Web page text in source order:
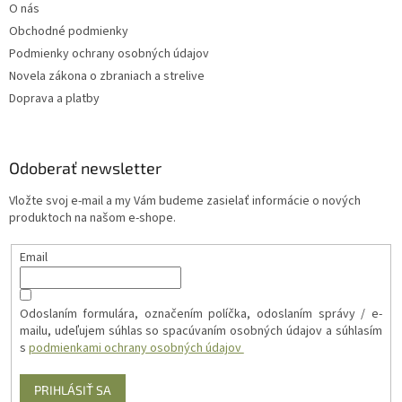
O nás
Obchodné podmienky
Podmienky ochrany osobných údajov
Novela zákona o zbraniach a strelive
Doprava a platby
Odoberať newsletter
Vložte svoj e-mail a my Vám budeme zasielať informácie o nových
produktoch na našom e-shope.
Email
Odoslaním formulára, označením políčka, odoslaním správy / e-
mailu, udeľujem súhlas so spacúvaním osobných údajov a súhlasím
s podmienkami ochrany osobných údajov
PRIHLÁSIŤ SA